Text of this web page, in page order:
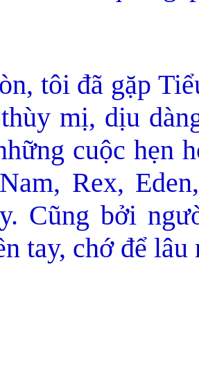
tôi đã gặp
mị, dịu
cuộc hẹn
Rex,
Cũng bởi
tay, chớ để lâu